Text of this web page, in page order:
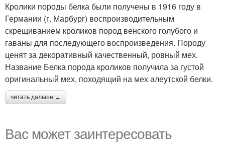
Кролики породы белка были получены в 1916 году в
Германии (г. Марбург) воспроизводительным
скрещиванием кроликов пород венского голубого и
гаваны для последующего воспроизведения. Породу
ценят за декоративный качественный, ровный мех.
Название Белка порода кроликов получила за густой
оригинальный мех, походящий на мех алеутской белки.
читать дальше →
Вас может заинтересовать